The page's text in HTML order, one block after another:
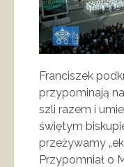
Franciszek
przypominają
szli razem i
świętym
przeżywamy
Przypomniał o